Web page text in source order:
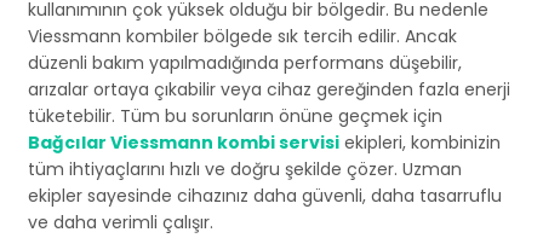
kullanımının çok yüksek olduğu bir bölgedir. Bu nedenle
Viessmann kombiler bölgede sık tercih edilir. Ancak
düzenli bakım yapılmadığında performans düşebilir,
arızalar ortaya çıkabilir veya cihaz gereğinden fazla enerji
tüketebilir. Tüm bu sorunların önüne geçmek için
Bağcılar Viessmann kombi servisi ekipleri, kombinizin
tüm ihtiyaçlarını hızlı ve doğru şekilde çözer. Uzman
ekipler sayesinde cihazınız daha güvenli, daha tasarruflu
ve daha verimli çalışır.